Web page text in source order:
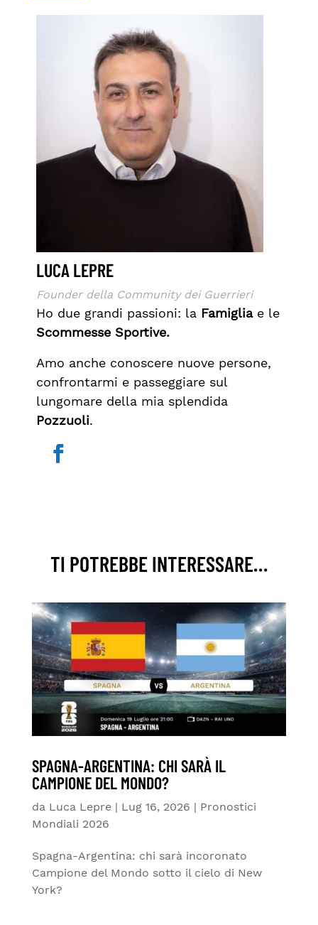
LUCA LEPRE
Founder della Community dei Guerrieri
Ho due grandi passioni: la Famigliae le
Scommesse Sportive.
Amo anche conoscere nuove persone,
confrontarmi e passeggiare sul
lungomare della mia splendida
Pozzuoli.
TI POTREBBE INTERESSARE…
SPAGNA-ARGENTINA: CHI SARÀ IL
CAMPIONE DEL MONDO?
da Luca Lepre| Lug 16, 2026 | Pronostici
Mondiali 2026
Spagna-Argentina: chi sarà incoronato
Campione del Mondo sotto il cielo di New
York?